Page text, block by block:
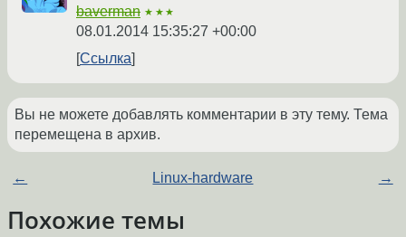
baverman ★★★
08.01.2014 15:35:27 +00:00
Ссылка
Вы не можете добавлять комментарии в эту тему. Тема
перемещена в архив.
← Linux-hardware →
Похожие темы